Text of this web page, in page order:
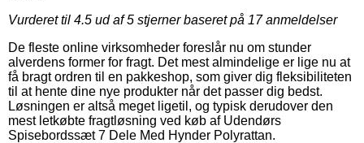
Vurderet til 4.5 ud af 5 stjerner baseret på 17anmeldelser
De fleste online virksomheder foreslår nu om stunder
alverdens former for fragt. Det mest almindelige er lige nu at
få bragt ordren til en pakkeshop, som giver dig fleksibiliteten
til at hente dine nye produkter når det passer dig bedst.
Løsningen er altså meget ligetil, og typisk derudover den
mest letkøbte fragtløsning ved køb af Udendørs
Spisebordssæt 7 Dele Med Hynder Polyrattan.